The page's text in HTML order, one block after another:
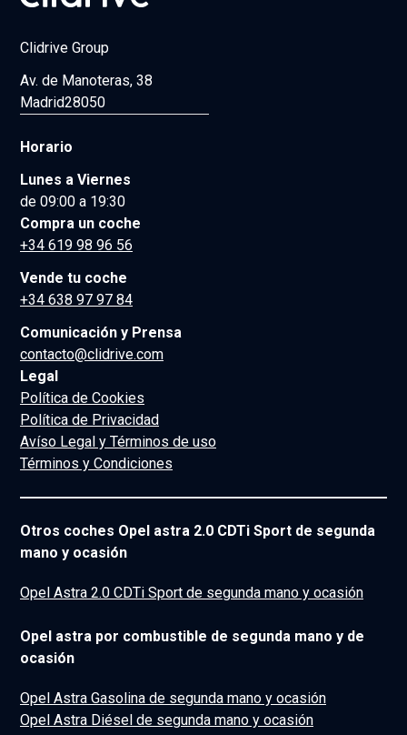
Clidrive Group
Av. de Manoteras, 38
Madrid28050
Horario
Lunes a Viernes
de 09:00 a 19:30
Compra un coche
+34 619 98 96 56
Vende tu coche
+34 638 97 97 84
Comunicación y Prensa
contacto@clidrive.com
Legal
Política de Cookies
Política de Privacidad
Avíso Legal y Términos de uso
Términos y Condiciones
Otros coches Opel astra 2.0 CDTi Sport de segunda
mano y ocasión
Opel Astra 2.0 CDTi Sport de segunda mano y ocasión
Opel astra por combustible de segunda mano y de
ocasión
Opel Astra Gasolina de segunda mano y ocasión
Opel Astra Diésel de segunda mano y ocasión